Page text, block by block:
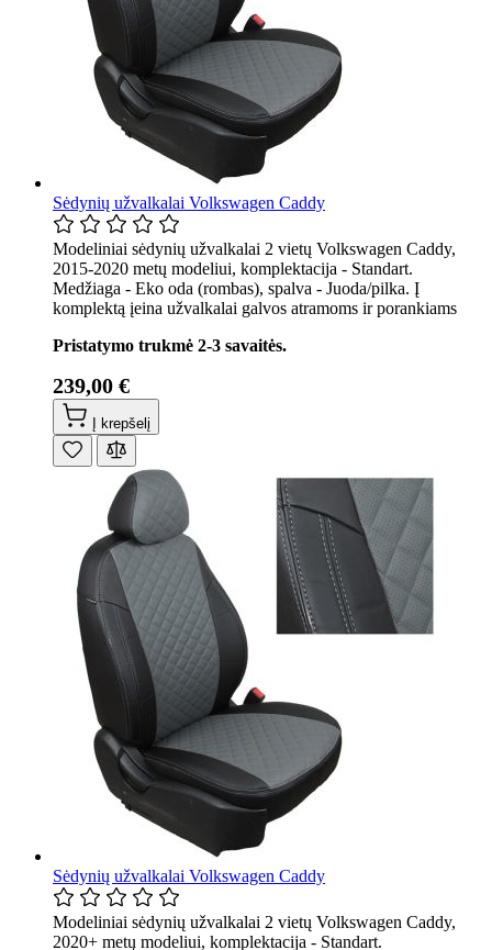
Sėdynių užvalkalai Volkswagen Caddy
Modeliniai sėdynių užvalkalai 2 vietų Volkswagen Caddy,
2015-2020 metų modeliui, komplektacija - Standart.
Medžiaga - Eko oda (rombas), spalva - Juoda/pilka. Į
komplektą įeina užvalkalai galvos atramoms ir porankiams
Pristatymo trukmė 2-3 savaitės.
239,00 €
Į krepšelį
Sėdynių užvalkalai Volkswagen Caddy
Modeliniai sėdynių užvalkalai 2 vietų Volkswagen Caddy,
2020+ metų modeliui, komplektacija - Standart.